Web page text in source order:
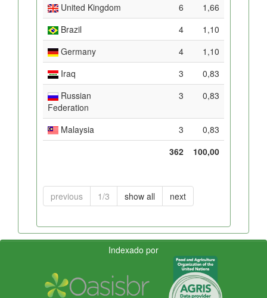
United Kingdom
6
1,66
Brazil
4
1,10
Germany
4
1,10
Iraq
3
0,83
Russian
Federation
3 0,83
Malaysia 3
0,83
362
100,00
previous 1/3 show all next
Indexado por